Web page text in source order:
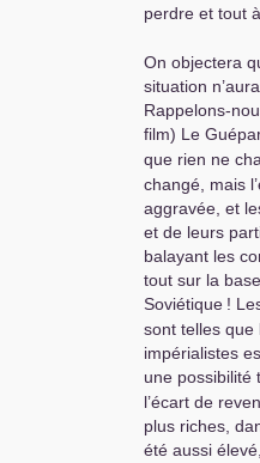
perdre et tout
On objec­tera
situa­tion
Rappelons-
film) Le
que rien ne
changé, mais
aggra­vée, et
et de leurs
balayant les
tout sur la
Soviétique !
sont telles que
impé­ria­lis­tes
une pos­si­bi­lité
l’écart de
plus riches,
été aussi